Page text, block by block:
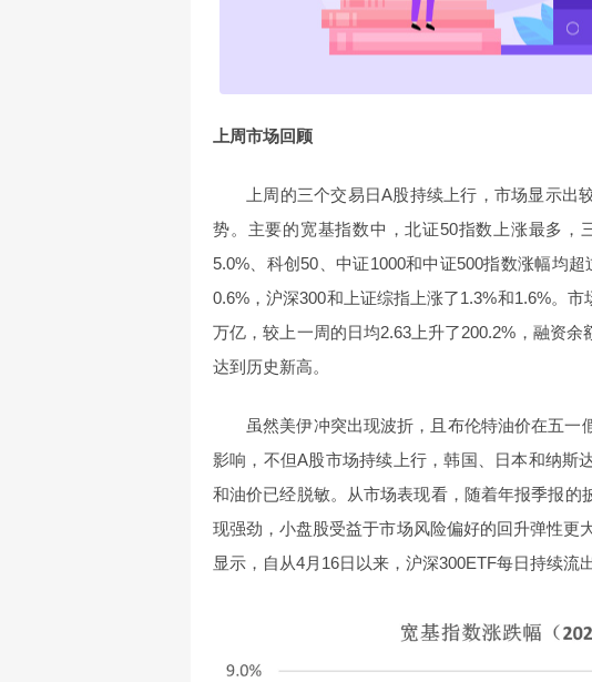
上周市场回顾
上周的三个交易日A股持续上行，市场显示
势。主要的宽基指数中，北证50指数上涨最多，
5.0%、科创50、中证1000和中证500指数涨幅均
0.6%，沪深300和上证综指上涨了1.3%和1.6%。
万亿，较上一周的日均2.63上升了200.2%，融资余
达到历史新高。
虽然美伊冲突出现波折，且布伦特油价在五
影响，不但A股市场持续上行，韩国、日本和纳斯
和油价已经脱敏。从市场表现看，随着年报季报
现强劲，小盘股受益于市场风险偏好的回升弹性更
显示，自从4月16日以来，沪深300ETF每日持续流